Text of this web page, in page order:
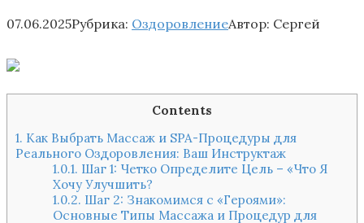
07.06.2025Рубрика: ОздоровлениеАвтор: Сергей
Contents
1. Как Выбрать Массаж и SPA-Процедуры для
Реального Оздоровления: Ваш Инструктаж
1.0.1. Шаг 1: Четко Определите Цель – «Что Я
Хочу Улучшить?
1.0.2. Шаг 2: Знакомимся с «Героями»:
Основные Типы Массажа и Процедур для